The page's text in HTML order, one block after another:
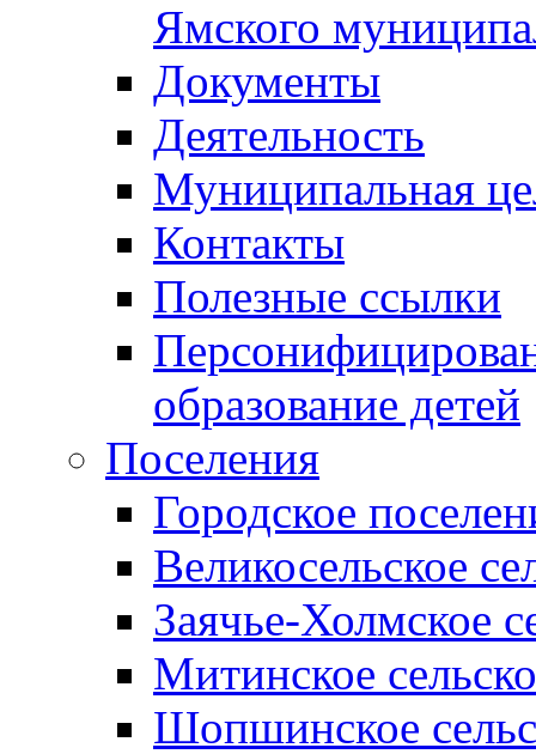
Ямского
Документы
Деятельность
Муниципальная
Контакты
Полезные ссылки
образование детей
Поселения
Городское
Великосельское
Заячье-Холмское
Митинское
Шопшинское